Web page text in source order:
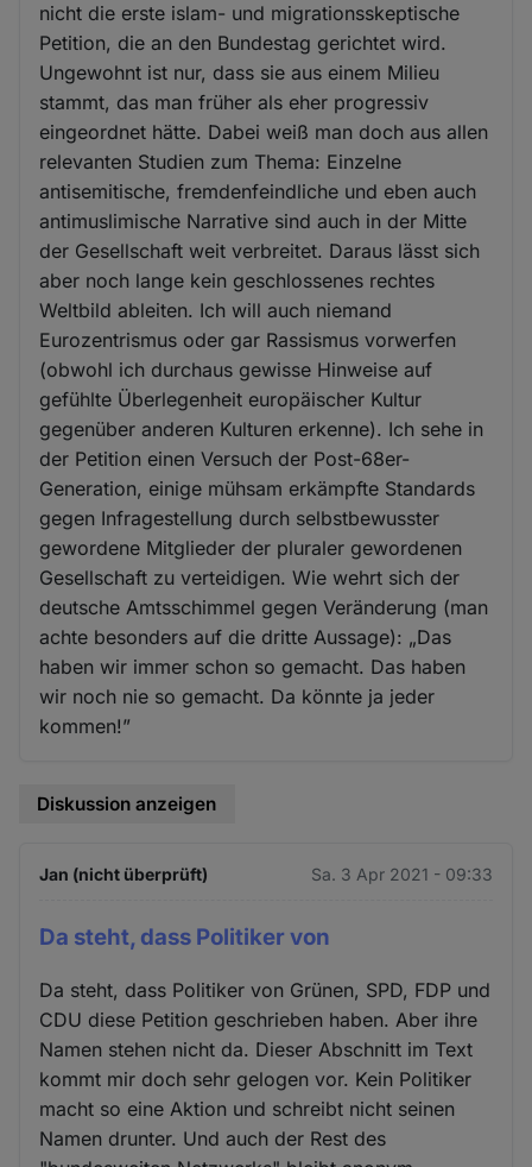
nicht die erste islam- und migrationsskeptische
Petition, die an den Bundestag gerichtet wird.
Ungewohnt ist nur, dass sie aus einem Milieu
stammt, das man früher als eher progressiv
eingeordnet hätte. Dabei weiß man doch aus allen
relevanten Studien zum Thema: Einzelne
antisemitische, fremdenfeindliche und eben auch
antimuslimische Narrative sind auch in der Mitte
der Gesellschaft weit verbreitet. Daraus lässt sich
aber noch lange kein geschlossenes rechtes
Weltbild ableiten. Ich will auch niemand
Eurozentrismus oder gar Rassismus vorwerfen
(obwohl ich durchaus gewisse Hinweise auf
gefühlte Überlegenheit europäischer Kultur
gegenüber anderen Kulturen erkenne). Ich sehe in
der Petition einen Versuch der Post-68er-
Generation, einige mühsam erkämpfte Standards
gegen Infragestellung durch selbstbewusster
gewordene Mitglieder der pluraler gewordenen
Gesellschaft zu verteidigen. Wie wehrt sich der
deutsche Amtsschimmel gegen Veränderung (man
achte besonders auf die dritte Aussage): „Das
haben wir immer schon so gemacht. Das haben
wir noch nie so gemacht. Da könnte ja jeder
kommen!”
Diskussion anzeigen
Jan (nicht überprüft) Sa. 3 Apr 2021 - 09:33
Da steht, dass Politiker von
Da steht, dass Politiker von Grünen, SPD, FDP und
CDU diese Petition geschrieben haben. Aber ihre
Namen stehen nicht da. Dieser Abschnitt im Text
kommt mir doch sehr gelogen vor. Kein Politiker
macht so eine Aktion und schreibt nicht seinen
Namen drunter. Und auch der Rest des